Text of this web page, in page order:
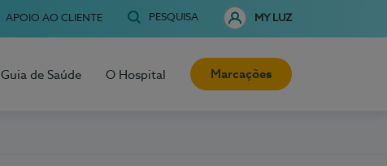
APOIO AO CLIENTE PESQUISA MY LUZ
Guia de Saúde O Hospital Marcações